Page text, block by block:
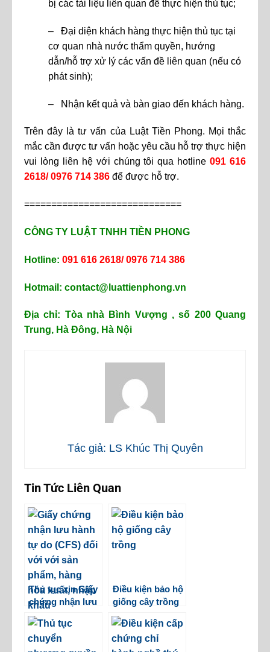
bị các tài liệu liên quan để thực hiện thủ tục;
– Đại diện khách hàng thực hiện thủ tục tại
cơ quan nhà nước thẩm quyền, hướng
dẫn/hỗ trợ xử lý các vấn đề liên quan (nếu có
phát sinh);
– Nhận kết quả và bàn giao đến khách hàng.
Trên đây là tư vấn của Luật Tiền Phong. Mọi thắc
mắc cần được tư vấn hoặc yêu cầu hỗ trợ thực hiện
vui lòng liên hệ với chúng tôi qua hotline091 616
2618/ 0976 714 386 để được hỗ trợ.
=============================
CÔNG TY LUẬT TNHH TIỀN PHONG
Hotline: 091 616 2618/ 0976 714 386
Hotmail: contact@luattienphong.vn
Địa chỉ: Tòa nhà Bình Vượng , số 200 Quang
Trung, Hà Đông, Hà Nội
Tác giả: LS Khúc Thị Quyên
Tin Tức Liên Quan
Thủ tục xin Giấy
chứng nhận lưu
hành tự do
(CFS)
Điều kiện bảo hộ
giống cây trồng